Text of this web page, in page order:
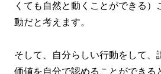
くても自然と動くことができる）
動だと考えます。
そして、自分らしい行動をして、
価値を自分で認めることができる